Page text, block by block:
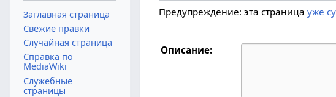
Предупреждение: эта страницауже
Описание:
Заглавная страница
Свежие правки
Случайная страница
Справка по
MediaWiki
Служебные
страницы